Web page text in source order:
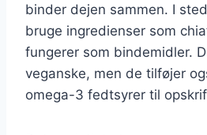
binder dejen sammen. I
bruge ingredienser som
fungerer som bindemidler.
veganske, men de tilføjer
omega-3 fedtsyrer til